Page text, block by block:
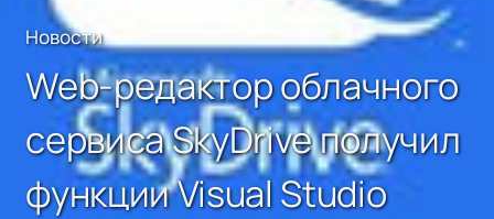
Новости
Web-редактор облачного
сервиса SkyDrive получил
функции Visual Studio